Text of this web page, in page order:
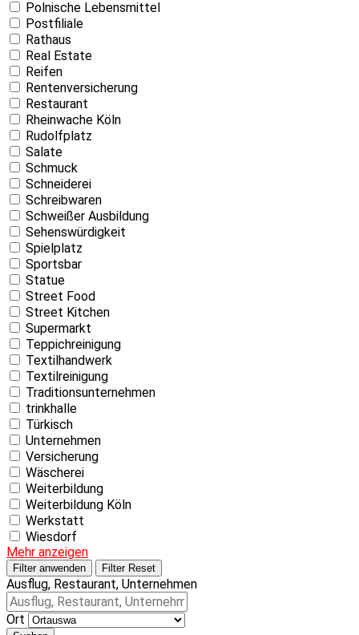
Polnische Lebensmittel
Postfiliale
Rathaus
Real Estate
Reifen
Rentenversicherung
Restaurant
Rheinwache Köln
Rudolfplatz
Salate
Schmuck
Schneiderei
Schreibwaren
Schweißer Ausbildung
Sehenswürdigkeit
Spielplatz
Sportsbar
Statue
Street Food
Street Kitchen
Supermarkt
Teppichreinigung
Textilhandwerk
Textilreinigung
Traditionsunternehmen
trinkhalle
Türkisch
Unternehmen
Versicherung
Wäscherei
Weiterbildung
Weiterbildung Köln
Werkstatt
Wiesdorf
Mehr anzeigen
Filter anwenden Filter Reset
Ausflug, Restaurant, Unternehmen
Ort